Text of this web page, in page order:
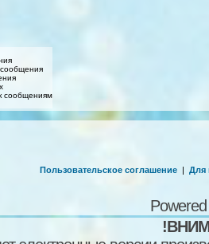
сообщения
сообщениям
Пользовательское соглашение | Для